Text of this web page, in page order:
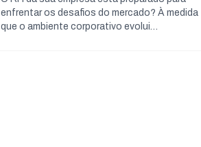
enfrentar os desafios do mercado? À medida
que o ambiente corporativo evolui…